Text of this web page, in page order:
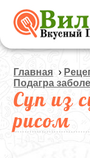
Главная ›
Подагра
Суп из
рисом